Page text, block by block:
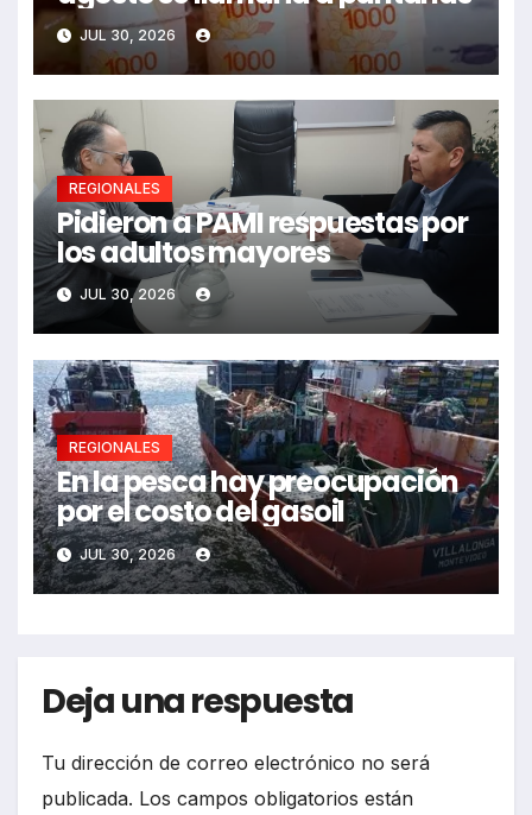
JUL 30, 2026
REGIONALES
Pidieron a PAMI respuestas por
los adultos mayores
JUL 30, 2026
REGIONALES
En la pesca hay preocupación
por el costo del gasoil
JUL 30, 2026
Deja una respuesta
Tu dirección de correo electrónico no será
publicada. Los campos obligatorios están